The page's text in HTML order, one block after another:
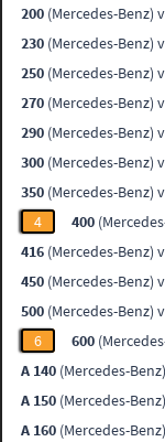
200 (Mercedes-Benz)
230 (Mercedes-Benz)
250 (Mercedes-Benz)
270 (Mercedes-Benz)
290 (Mercedes-Benz)
300 (Mercedes-Benz)
350 (Mercedes-Benz)
4
400
416 (Mercedes-Benz)
450 (Mercedes-Benz)
500 (Mercedes-Benz)
6
600
A 140 (Mercedes-
A 150 (Mercedes-
A 160 (Mercedes-